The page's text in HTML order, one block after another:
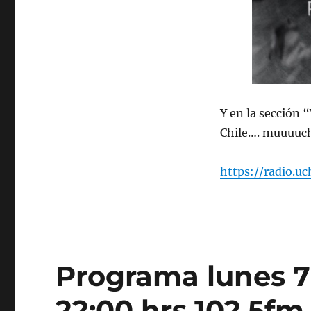
Y en la sección
Chile….
https://
Programa lunes